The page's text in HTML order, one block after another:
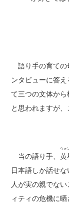
語り手の育ての
ンタビューに答
て三つの文体か
と思われますが
当の語り手、黄
ウォ
日本語しか話せ
人が実の親でな
ィティの危機に